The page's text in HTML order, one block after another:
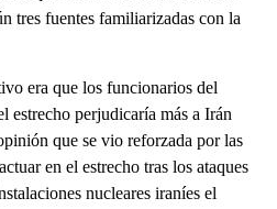
tres fuentes familiarizadas con la
era que los funcionarios del
estrecho perjudicaría más a Irán
que se vio reforzada por las
en el estrecho tras los ataques
nucleares iraníes el